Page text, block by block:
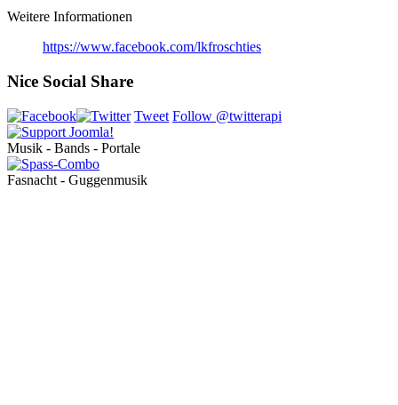
Weitere Informationen
https://www.facebook.com/lkfroschties
Nice Social Share
Tweet Follow @twitterapi
Musik - Bands - Portale
Fasnacht - Guggenmusik